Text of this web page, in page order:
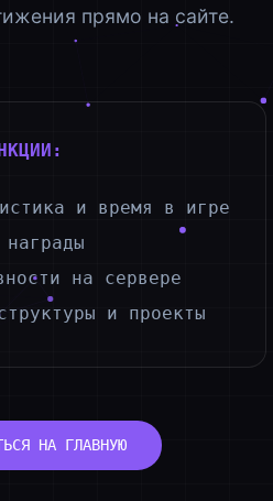
прямо на сайте.
и время в игре
на сервере
и проекты
НА ГЛАВНУЮ